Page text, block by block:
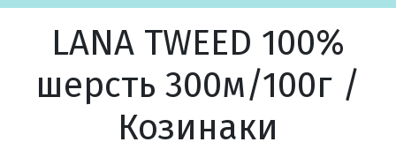
LANA TWEED 100%
шерсть 300м/100г /
Козинаки